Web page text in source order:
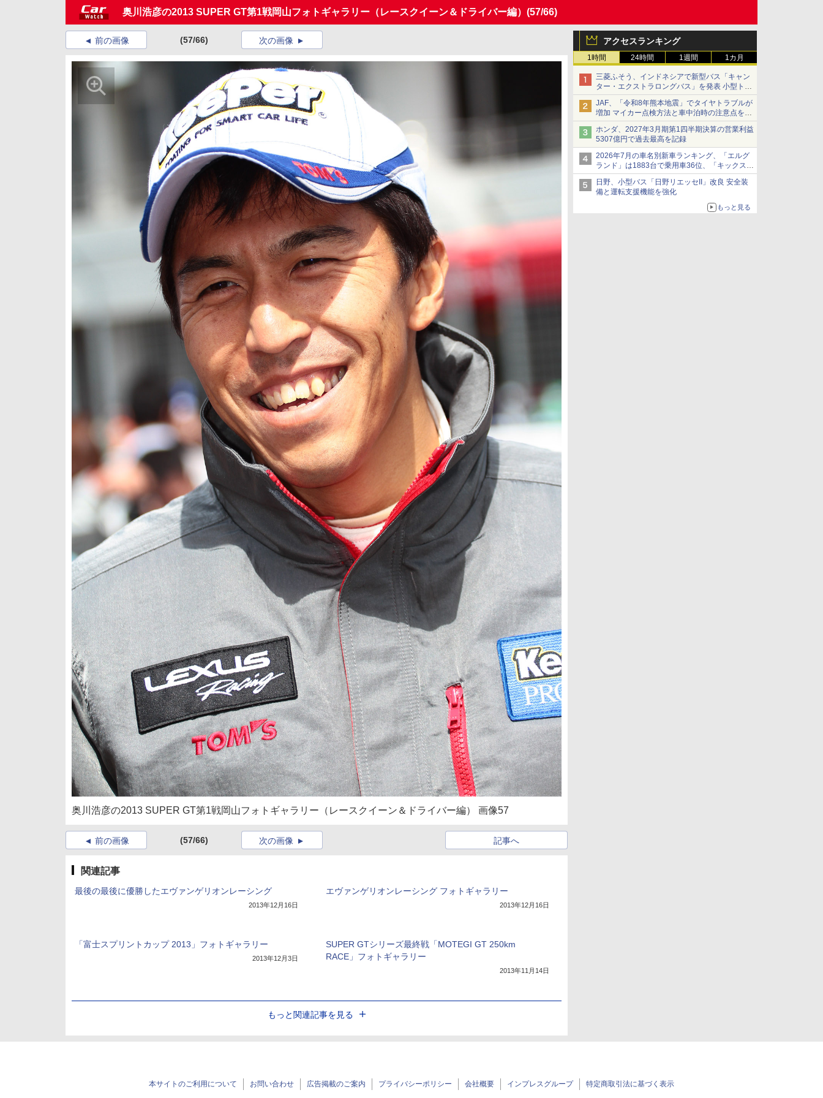
奥川浩彦の2013 SUPER GT第1戦岡山フォトギャラリー（レースクイーン＆ドライバー編） (57/66)
アクセスランキング
1時間 24時間 1週間 1カ月
三菱ふそう、インドネシアで新型バス「キャン
ター・エクストラロングバス」を発表 小型トラ
ックベースの観光・旅客輸送向けバス
JAF、「令和8年熊本地震」でタイヤトラブルが
増加 マイカー点検方法と車中泊時の注意点を呼
びかけ
ホンダ、2027年3月期第1四半期決算の営業利益
5307億円で過去最高を記録
2026年7月の車名別新車ランキング、「エルグ
ランド」は1883台で乗用車36位、「キックス」
は2591台で27位に
日野、小型バス「日野リエッセII」改良 安全装
備と運転支援機能を強化
もっと見る
前の画像 (57/66) 次の画像
奥川浩彦の2013 SUPER GT第1戦岡山フォトギャラリー（レースクイーン＆ドライバー編） 画像57
前の画像 (57/66) 記事へ
次の画像
関連記事
最後の最後に優勝したエヴァンゲリオンレーシング
2013年12月16日
エヴァンゲリオンレーシング フォトギャラリー
2013年12月16日
「富士スプリントカップ 2013」フォトギャラリー
2013年12月3日
SUPER GTシリーズ最終戦「MOTEGI GT 250km
RACE」フォトギャラリー
2013年11月14日
もっと関連記事を見る
本サイトのご利用について お問い合わせ 広告掲載のご案内 プライバシーポリシー 会社概要 インプレスグループ 特定商取引法に基づく表示